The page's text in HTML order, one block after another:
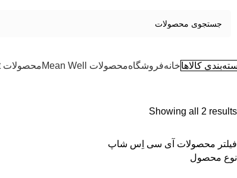
کالاهاخانهفروشگاهمحصولات Mean Well محصولات invt
Showing all 2 results
فیلتر محصولات آی سی اِس شاپ
نوع محصول